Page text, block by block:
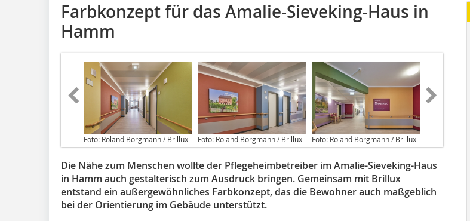
Farbkonzept für das Amalie-Sieveking-Haus in
Hamm
Foto: Roland Borgmann / Brillux Foto: Roland Borgmann / Brillux Foto: Roland Borgmann / Brillux
Die Nähe zum Menschen wollte der Pflegeheimbetreiber im Amalie-Sieveking-Haus
in Hamm auch gestalterisch zum Ausdruck bringen. Gemeinsam mit Brillux
entstand ein außergewöhnliches Farbkonzept, das die Bewohner auch maßgeblich
bei der Orientierung im Gebäude unterstützt.